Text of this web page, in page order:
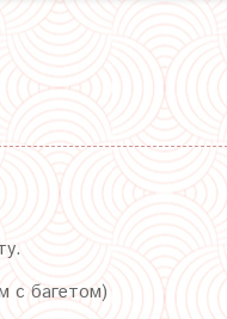
с багетом)